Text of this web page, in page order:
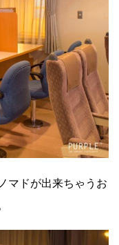
マドが出来ちゃうお